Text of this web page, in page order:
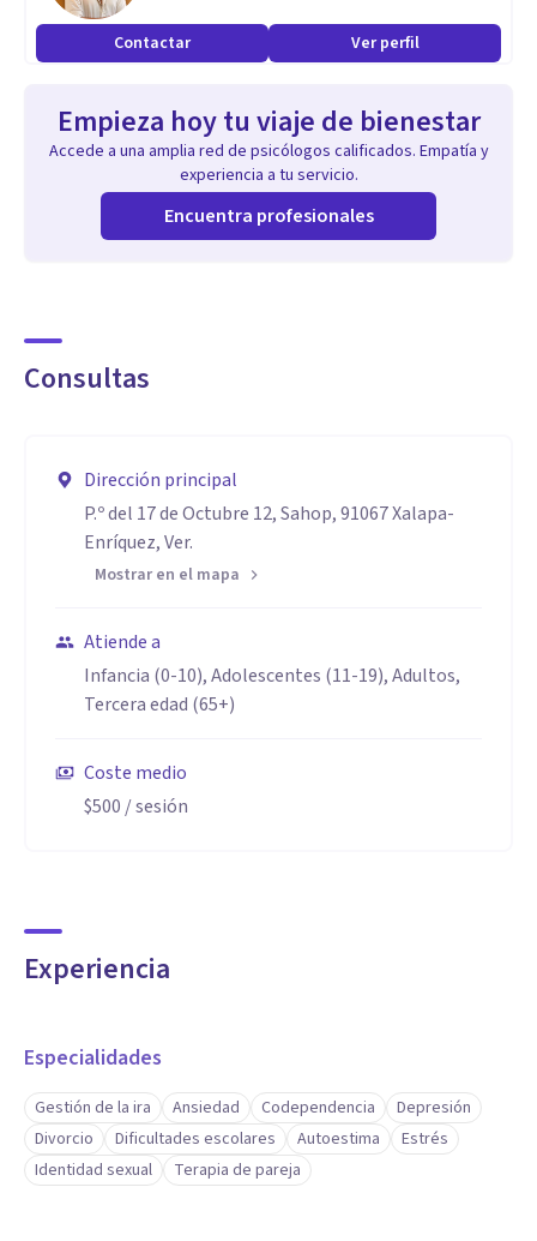
Contactar Ver perfil
Empieza hoy tu viaje de bienestar
Accede a una amplia red de psicólogos calificados. Empatía y
experiencia a tu servicio.
Encuentra profesionales
Consultas
Dirección principal
P.º del 17 de Octubre 12, Sahop, 91067 Xalapa-
Enríquez, Ver.
Mostrar en el mapa
Atiende a
Infancia (0-10), Adolescentes (11-19), Adultos,
Tercera edad (65+)
Coste medio
$500 / sesión
Experiencia
Especialidades
Gestión de la ira Ansiedad Codependencia
Depresión
Divorcio
Dificultades escolares Autoestima
Estrés
Identidad sexual
Terapia de pareja